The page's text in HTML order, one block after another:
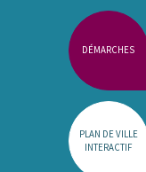
DÉMARCHES
PLAN DE VILLE
INTERACTIF